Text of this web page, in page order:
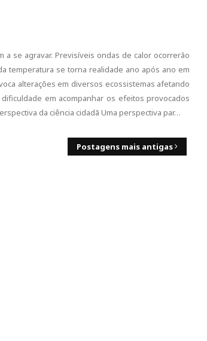
se agravar. Previsíveis ondas de calor ocorrerão
temperatura se torna realidade ano após ano em
alterações em diversos ecossistemas afetando
em acompanhar os efeitos provocados
da ciência cidadã Uma perspectiva par…
Postagens mais antigas